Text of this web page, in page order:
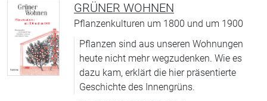
GRÜNER WOHNEN
Pflanzenkulturen um 1800 und um 1900
Pflanzen sind aus unseren Wohnungen
heute nicht mehr wegzudenken. Wie es
dazu kam, erklärt die hier präsentierte
Geschichte des Innengrüns.